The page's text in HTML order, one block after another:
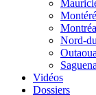
Nord-
Vidéos
Dossiers